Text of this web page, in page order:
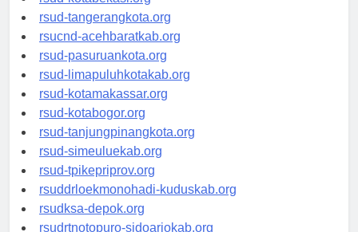
rsud-kotabekasi.org
rsud-tangerangkota.org
rsucnd-acehbaratkab.org
rsud-pasuruankota.org
rsud-limapuluhkotakab.org
rsud-kotamakassar.org
rsud-kotabogor.org
rsud-tanjungpinangkota.org
rsud-simeuluekab.org
rsud-tpikepriprov.org
rsuddrloekmonohadi-kuduskab.org
rsudksa-depok.org